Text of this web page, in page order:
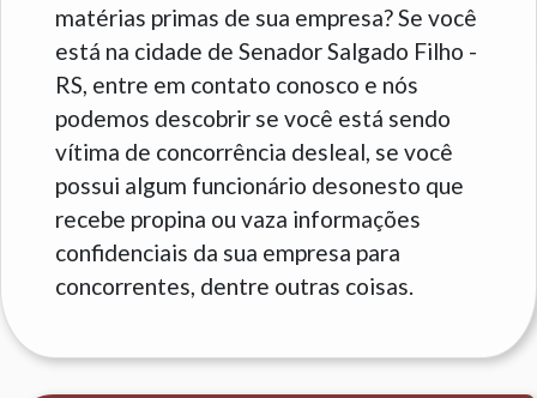
matérias primas de sua empresa? Se você
está na cidade de Senador Salgado Filho -
RS, entre em contato conosco e nós
podemos descobrir se você está sendo
vítima de concorrência desleal, se você
possui algum funcionário desonesto que
recebe propina ou vaza informações
confidenciais da sua empresa para
concorrentes, dentre outras coisas.